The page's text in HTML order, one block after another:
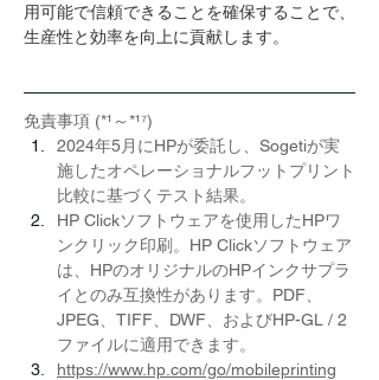
用可能で信頼できることを確保することで、
生産性と効率を向上に貢献します。
免責事項 (*¹～*¹⁷)
2024年5月にHPが委託し、Sogetiが実
施したオペレーショナルフットプリント
比較に基づくテスト結果。
HP Clickソフトウェアを使用したHPワ
ンクリック印刷。HP Clickソフトウェア
は、HPのオリジナルのHPインクサプラ
イとのみ互換性があります。PDF、
JPEG、TIFF、DWF、およびHP-GL / 2
ファイルに適用できます。
https://www.hp.com/go/mobileprinting